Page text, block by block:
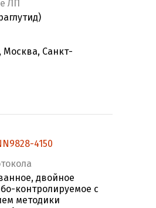
ЛП
Санкт-
4150
двойное
контролируемое c
методики